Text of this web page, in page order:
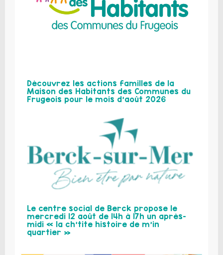
Découvrez les actions familles de la
Maison des Habitants des Communes du
Frugeois pour le mois d’août 2026
Le centre social de Berck propose le
mercredi 12 août de 14h à 17h un après-
midi « la ch’tite histoire de m’in
quartier »